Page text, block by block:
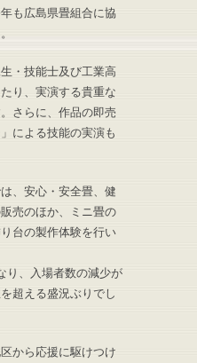
も広島県畳組合に協
・技能士及び工業高
り、実演する貴重な
さらに、作品の即売
による技能の実演も
、安心・安全畳、健
売のほか、ミニ畳の
台の製作体験を行い
り、入場者数の減少が
超える盛況ぶりでし
から応援に駆けつけ